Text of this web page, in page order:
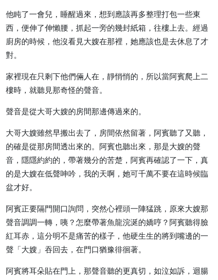
他盹了一會兒，睡醒過來，想到應該再多整理打包一些東
西，便伸了伸懶腰，抓起一旁的幾封紙箱，往樓上去。經過
廚房的時候，他沒看見大嫂在那裡，她應該也是去休息了才
對。
家裡現在只剩下他們倆人在，靜悄悄的，所以當阿賓爬上二
樓時，就聽見那奇怪的聲音。
聲音是從大哥大嫂的房間那邊傳過來的。
大哥大嫂雖然早搬出去了，房間依然留著，阿賓聽了又聽，
的確是從那房間透出來的。阿賓也聽出來，那是大嫂的聲
音，隱隱約約的，帶著幾分的苦楚，阿賓再確認了一下，真
的是大嫂在低聲呻吟，我的天啊，她可千萬不要在這時候臨
盆才好。
阿賓正要隔門開口詢問，突然心裡頭一陣猛跳，原來大嫂那
聲音調調一轉，咦？怎麼帶著魚龍浣涎的嬌哼？阿賓聽得臉
紅耳赤，這分明不是痛苦的樣子，他硬生生的將到嘴邊的一
聲「大嫂」吞回去，在門口猶豫徘徊著。
阿賓將耳朵貼在門上，那聲音聽的更真切，如泣如訴，迴腸